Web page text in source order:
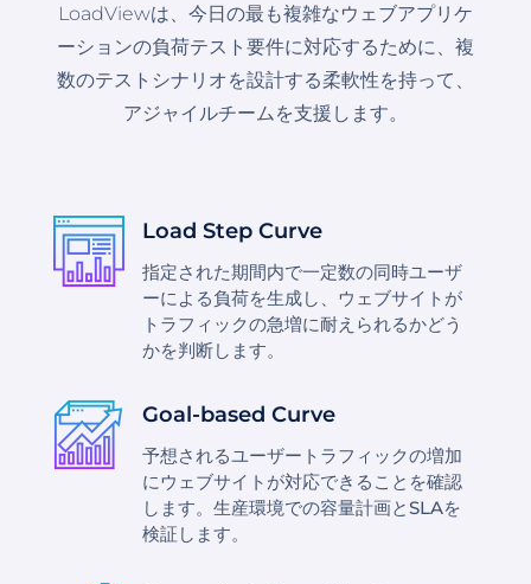
LoadViewは、今日の最も複雑なウェブアプリケ
ーションの負荷テスト要件に対応するために、複
数のテストシナリオを設計する柔軟性を持って、
アジャイルチームを支援します。
Load Step Curve
指定された期間内で一定数の同時ユーザ
ーによる負荷を生成し、ウェブサイトが
トラフィックの急増に耐えられるかどう
かを判断します。
Goal-based Curve
予想されるユーザートラフィックの増加
にウェブサイトが対応できることを確認
します。生産環境での容量計画とSLAを
検証します。